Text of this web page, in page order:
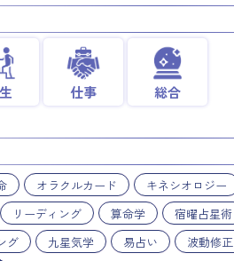
仕事 総合
オラクルカード キネシオロジー
リーディング 算命学 宿曜占星術
グ 九星気学 易占い 波動修正